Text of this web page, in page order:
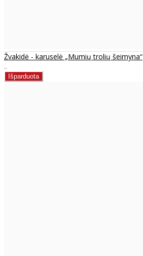
Žvakidė - karuselė „Mumių trolių šeimyna“
..